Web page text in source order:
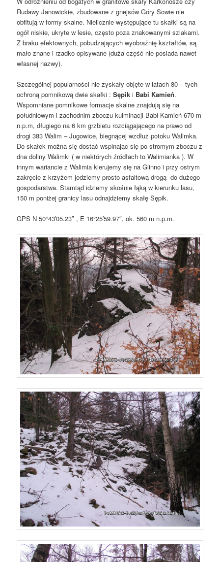
Rudawy Janowickie, zbudowane z gnejsów Góry Sowie nie
obfitują w formy skalne. Nielicznie występujące tu skałki są na
ogół niskie, ukryte w lesie, często poza znakowanymi szlakami.
Z braku efektownych, pobudzających wyobraźnię kształtów, są
mało znane i rzadko opisywane (duża część nie posiada nawet
własnej nazwy).
Szczególnej popularności nie zyskały objęte w latach 80 – tych
ochroną pomnikową dwie skałki : Sępik i Babi Kamień.
Wspomniane pomnikowe formacje skalne znajdują się na
południowym i zachodnim zboczu kulminacji Babi Kamień 670 m
n.p.m, długiego na 6 km grzbietu rozciągającego na prawo od
drogi 383 Walim – Jugowice, biegnącej wzdłuż potoku Walimka.
Do skałek można się dostać wspinając się po stromym zboczu z
dna doliny Walimki ( w niektórych źródłach to Walimianka ). W
innym wariancie z Walimia kierujemy się na Glinno i przy ostrym
zakręcie z krzyżem jedziemy prosto asfaltową drogą do dużego
gospodarstwa. Stamtąd idziemy skośnie łąką w kierunku lasu,
150 m poniżej granicy lasu odnajdziemy skałę Sępik.
GPS N 50°43′05.23″ , E 16°25′59.97″, ok. 560 m n.p.m.